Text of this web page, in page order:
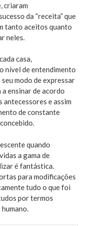
criaram
da “receita” que
tanto aceitos quanto
neles.
casa,
nível de entendimento
modo de expressar
ensinar de acordo
antecessores e assim
de constante
quando
a gama de
é fantástica.
para modificações
tudo o que foi
por termos